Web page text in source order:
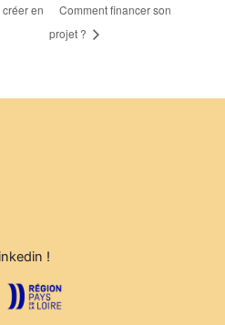
en
Comment financer son
projet ?
!